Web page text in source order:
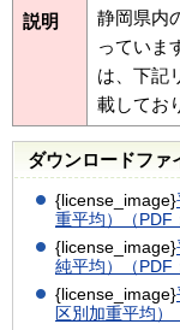
説明
静岡県内
っていま
は、下記
載してお
ダウンロードファ
{license_image}
重平均）（PDF
{license_image}
純平均）（PDF
{license_image}
区別加重平均）